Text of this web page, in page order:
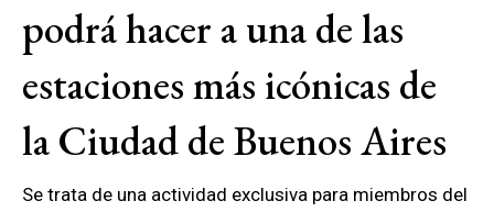
podrá hacer a una de las
estaciones más icónicas de
la Ciudad de Buenos Aires
Se trata de una actividad exclusiva para miembros del